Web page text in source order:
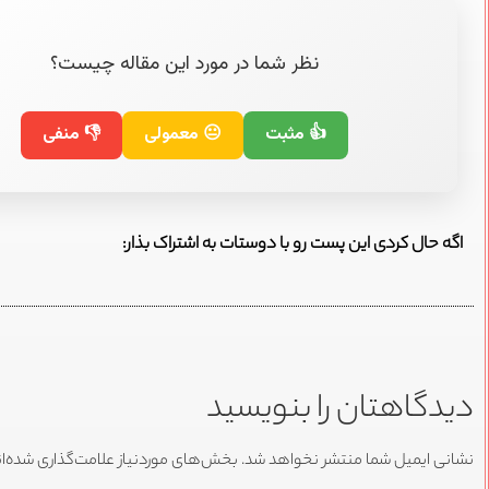
نظر شما در مورد این مقاله چیست؟
👍 مثبت 😐 معمولی 👎 منفی
اگه حال کردی این پست رو با دوستات به اشتراک بذار:
دیدگاهتان را بنویسید
نشانی ایمیل شما منتشر نخواهد شد. بخش‌های موردنیاز علامت‌گذاری